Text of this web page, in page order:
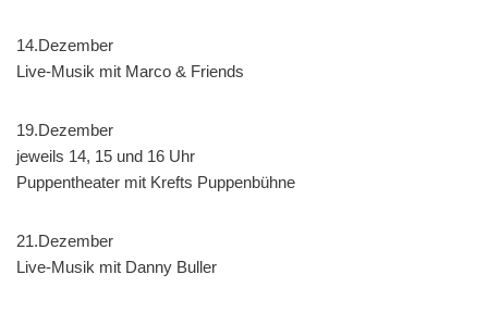
14.Dezember
Live-Musik mit Marco & Friends
19.Dezember
jeweils 14, 15 und 16 Uhr
Puppentheater mit Krefts Puppenbühne
21.Dezember
Live-Musik mit Danny Buller